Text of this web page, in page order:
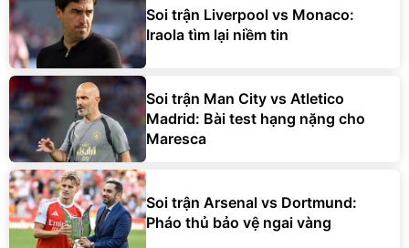
Soi trận Liverpool vs Monaco:
Iraola tìm lại niềm tin
Soi trận Man City vs Atletico
Madrid: Bài test hạng nặng cho
Maresca
Soi trận Arsenal vs Dortmund:
Pháo thủ bảo vệ ngai vàng